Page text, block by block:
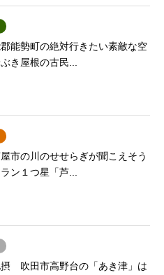
能勢町の絶対行きたい素敵な空
き屋根の古民...
市の川のせせらぎが聞こえそう
ン１つ星「芦...
吹田市高野台の「あき津」は